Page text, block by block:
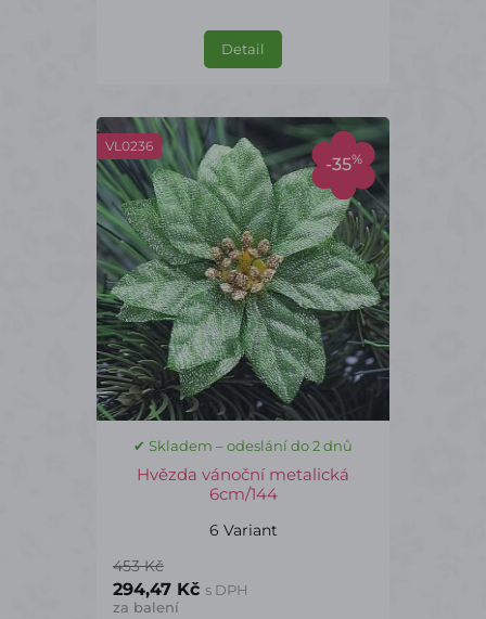
Detail
-35%
VL0236
✔ Skladem – odeslání do 2 dnů
Hvězda vánoční metalická
6cm/144
6 Variant
453 Kč
294,47 Kč s DPH
za balení